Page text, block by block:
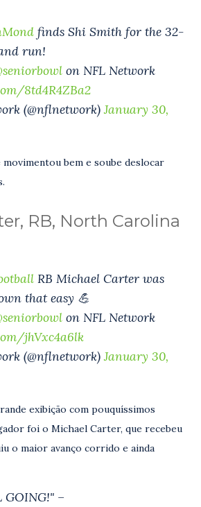
finds Shi Smith for the 32-
run!
on NFL Network
8td4R4ZBa2
(@nflnetwork)January 30,
movimentou bem e soube deslocar
RB, North Carolina
RB Michael Carter was
that easy 💪
on NFL Network
jhVxc4a6lk
(@nflnetwork)January 30,
exibição com pouquíssimos
foi o Michael Carter, que recebeu
o maior avanço corrido e ainda
GOING!" –